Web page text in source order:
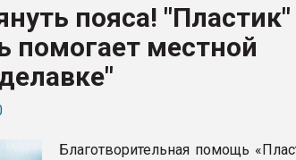
Продажа,
ФОРУМ
пояса!
помогает местной
Благотворительная помощь